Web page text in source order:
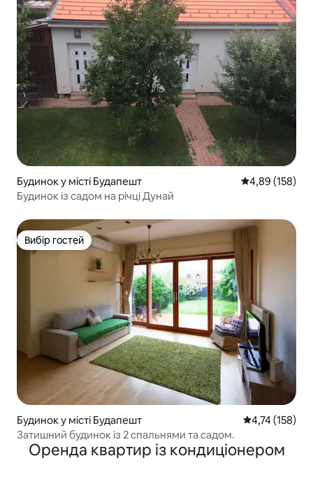
Будинок у місті Будапешт Середня
4,89 (158)
Будинок із садом на річці Дунай
Вибір гостей
Вибір гостей
Будинок у місті Будапешт Середня
4,74 (158)
Затишний будинок із 2 спальнями та садом.
Оренда квартир із кондиціонером